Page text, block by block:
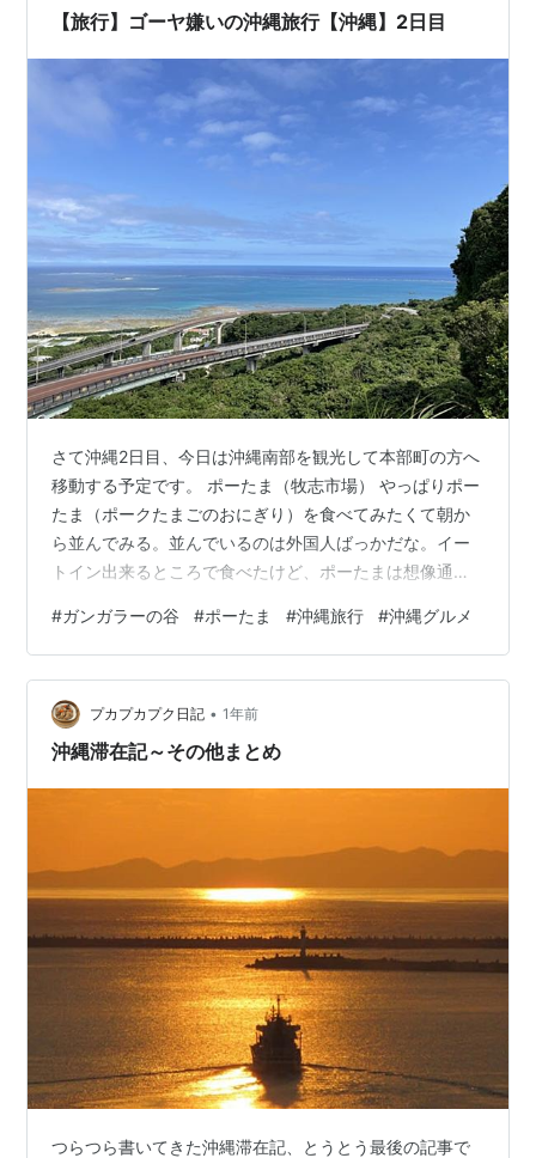
のが九州流。 sakuramachi-ku…
【旅行】ゴーヤ嫌いの沖縄旅行【沖縄】2日目
さて沖縄2日目、今日は沖縄南部を観光して本部町の方へ
移動する予定です。 ポーたま（牧志市場） やっぱりポー
たま（ポークたまごのおにぎり）を食べてみたくて朝か
ら並んでみる。並んでいるのは外国人ばっかだな。イー
トイン出来るところで食べたけど、ポーたまは想像通り
たな。あと憧れの沖縄そばを食べてみた。きっとこれは
本格的なお店で食べたら美味しいはず、可能性を感じ
る。 食べてみたかったポーたま（私はノーマルなやつ）
ガンガラーの谷 ずっとカンガルーの谷だと思ってた💦
（前日気づいた）ここは予約が必要なので準備してたけ
#ガンガラーの谷 #ポーたま #沖縄旅行 #沖縄グルメ
プカプカプク日記 • 1年前
沖縄滞在記～その他まとめ
つらつら書いてきた沖縄滞在記、とうとう最後の記事で